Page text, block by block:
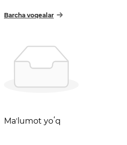
Barcha voqealar
Maʼlumot yoʻq